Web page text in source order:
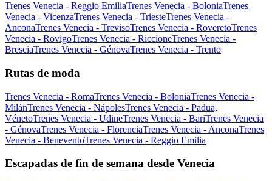
Trenes Venecia - Reggio EmiliaTrenes Venecia - BoloniaTrenes
Venecia - VicenzaTrenes Venecia - TriesteTrenes Venecia -
AnconaTrenes Venecia - TrevisoTrenes Venecia - RoveretoTrenes
Venecia - RovigoTrenes Venecia - RiccioneTrenes Venecia -
BresciaTrenes Venecia - GénovaTrenes Venecia - Trento
Rutas de moda
Trenes Venecia - RomaTrenes Venecia - BoloniaTrenes Venecia -
MilánTrenes Venecia - NápolesTrenes Venecia - Padua,
VénetoTrenes Venecia - UdineTrenes Venecia - BariTrenes Venecia
- GénovaTrenes Venecia - FlorenciaTrenes Venecia - AnconaTrenes
Venecia - BeneventoTrenes Venecia - Reggio Emilia
Escapadas de fin de semana desde Venecia